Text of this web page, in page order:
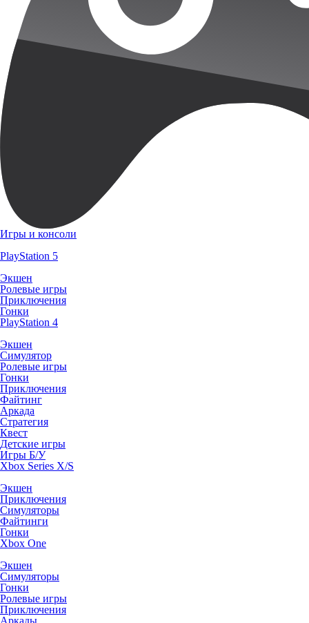
Игры и консоли
PlayStation 5
Экшен
Ролевые игры
Приключения
Гонки
PlayStation 4
Экшен
Симулятор
Ролевые игры
Гонки
Приключения
Файтинг
Аркада
Стратегия
Квест
Детские игры
Игры Б/У
Xbox Series X/S
Экшен
Приключения
Симуляторы
Файтинги
Гонки
Xbox One
Экшен
Симуляторы
Гонки
Ролевые игры
Приключения
Аркады